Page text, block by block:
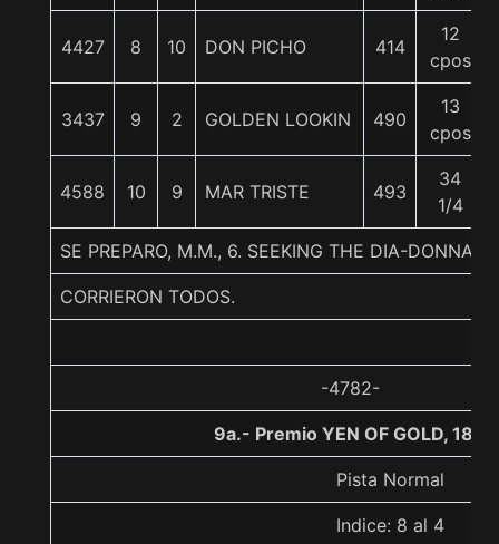
4427 8 10 DON PICHO 414
12
cpos
3437 9 2 GOLDEN LOOKIN 490
13
cpos
4588 10 9 MAR TRISTE 493
34
1/4
SE PREPARO, M.M., 6. SEEKING THE DIA-DONNA
CORRIERON TODOS.
-4782-
9a.- Premio YEN OF GOLD,
Pista Normal
Indice: 8 al 4